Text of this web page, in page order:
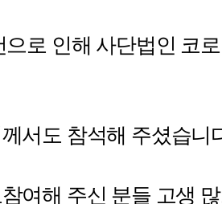
으로 인해 사단법인 코
서도 참석해 주셨습니
여해 주신 분들 고생